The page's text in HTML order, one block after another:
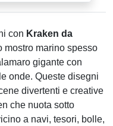
con Kraken da
mostro marino spesso
gigante con
onde. Queste disegni
divertenti e creative
che nuota sotto
a navi, tesori, bolle,